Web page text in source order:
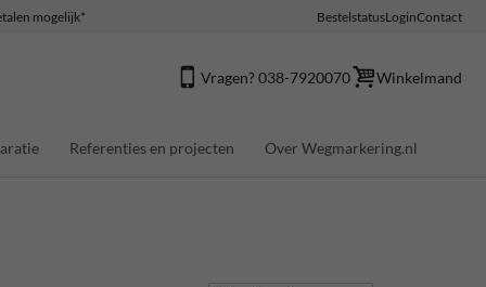
mogelijk* BestelstatusLoginContact
Vragen? 038-7920070 Winkelmand
Referenties en projecten Over Wegmarkering.nl